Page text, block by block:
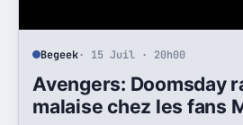
Begeek· 15 Juil · 20h00
Avengers: Doomsday
malaise chez les fans